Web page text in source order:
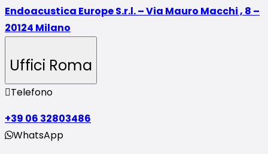
Endoacustica Europe S.r.l. – Via Mauro Macchi , 8 –
20124 Milano
Uffici Roma
Telefono
+39 06 32803486
WhatsApp